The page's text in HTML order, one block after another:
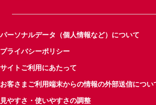
パーソナルデータ（個人情報など）について
プライバシーポリシー
サイトご利用にあたって
お客さまご利用端末からの情報の外部送信につい
見やすさ・使いやすさの調整